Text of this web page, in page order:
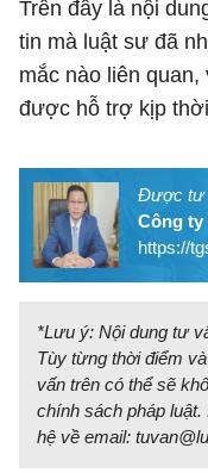
Trên đây là nội
tin mà luật sư đã
mắc nào liên quan,
được hỗ trợ kịp
Được tư
Công ty
https://
*Lưu ý: Nội dung tư
Tùy từng thời điểm
vấn trên có thể sẽ
chính sách pháp
hệ về email: